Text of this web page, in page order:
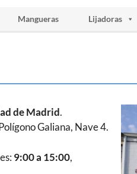
Mangueras Lijadoras
de Madrid.
Galiana, Nave 4.
9:00 a 15:00,